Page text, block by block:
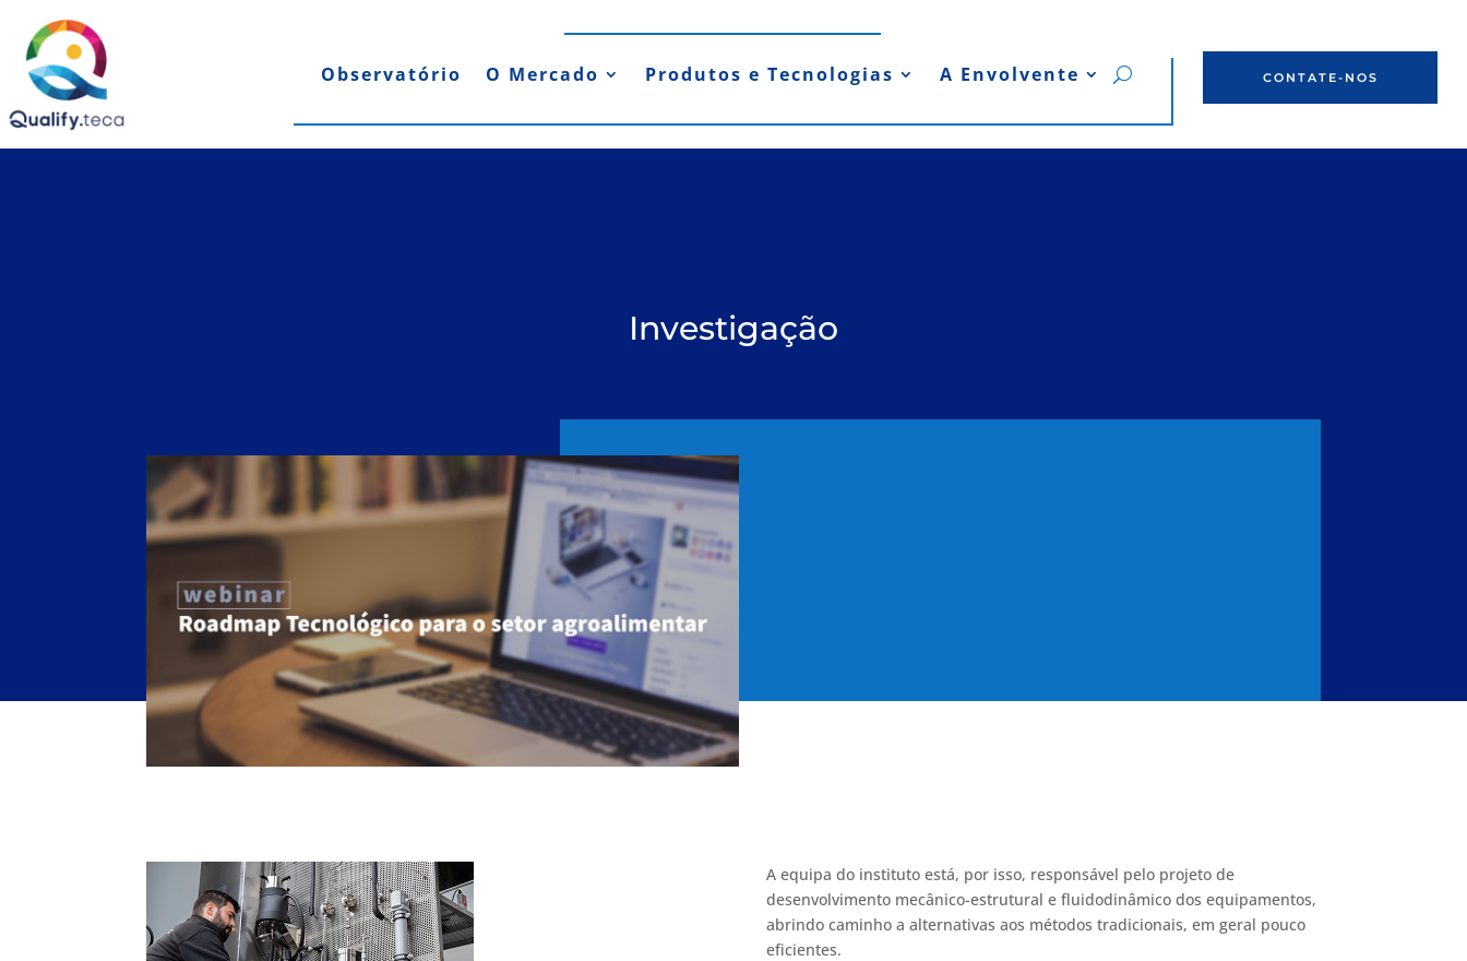
Observatório O Mercado Produtos e Tecnologias A Envolvente CONTATE-NOS
Investigação
A equipa do instituto está, por isso, responsável pelo projeto de
desenvolvimento mecânico-estrutural e fluidodinâmico dos equipamentos,
abrindo caminho a alternativas aos métodos tradicionais, em geral pouco
eficientes.